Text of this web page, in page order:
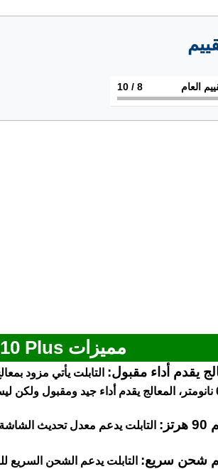
العام 8
/ 10
مميزات Samsung Galaxy Tab A10 Plus
يقدم أداء مقبول: التابلت يأتي مزود
التابلت يدعم معدل تحديث الشاشة
شحن سريع: